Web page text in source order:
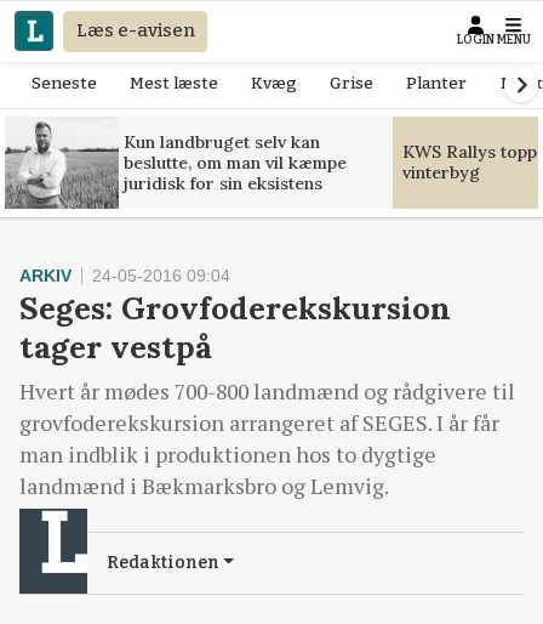
Læs e-avisen LOGIN MENU
Seneste Mest læste Kvæg Grise Planter
Kun landbruget selv kan
beslutte, om man vil kæmpe
juridisk for sin eksistens
KWS Rallys
vinterbyg
ARKIV 24-05-2016 09:04
Seges: Grovfoderekskursion
tager vestpå
Hvert år mødes 700-800 landmænd og rådgivere til
grovfoderekskursion arrangeret af SEGES. I år får
man indblik i produktionen hos to dygtige
landmænd i Bækmarksbro og Lemvig.
Redaktionen